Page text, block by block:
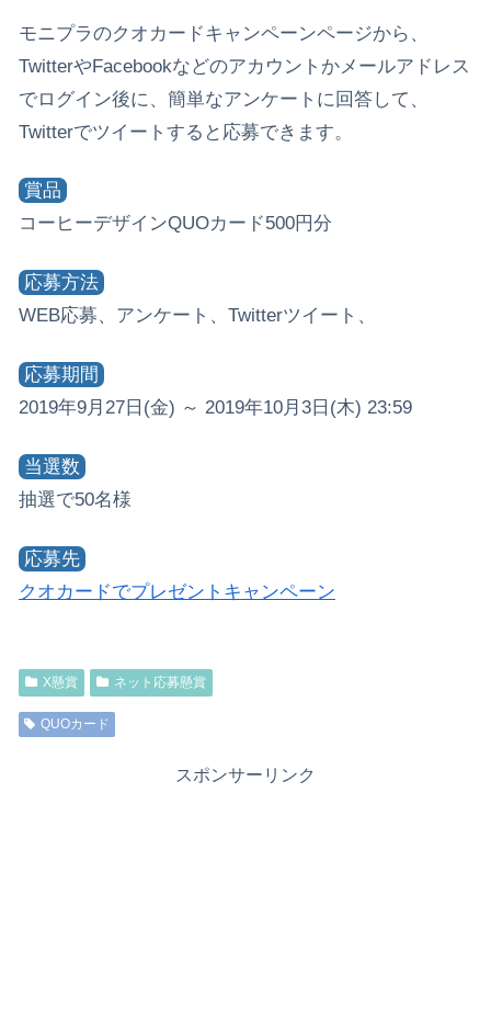
モニプラのクオカードキャンペーンページから、
TwitterやFacebookなどのアカウントかメールアドレス
でログイン後に、簡単なアンケートに回答して、
Twitterでツイートすると応募できます。
賞品
コーヒーデザインQUOカード500円分
応募方法
WEB応募、アンケート、Twitterツイート、
応募期間
2019年9月27日(金) ～ 2019年10月3日(木) 23:59
当選数
抽選で50名様
応募先
クオカードでプレゼントキャンペーン
X懸賞 ネット応募懸賞
QUOカード
スポンサーリンク